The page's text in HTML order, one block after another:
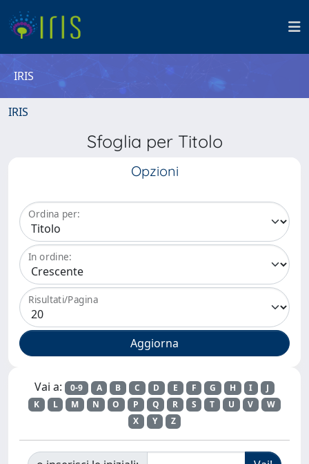
IRIS
IRIS
Sfoglia per Titolo
Opzioni
Ordina per:
In ordine:
Risultati/Pagina
Vai a: 0-9 A B C D E F G H I
J
K
L M N O P Q R S T U V
W
X
Y Z